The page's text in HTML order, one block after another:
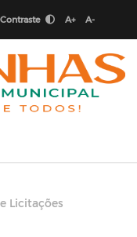
Contraste A+ A-
Licitações